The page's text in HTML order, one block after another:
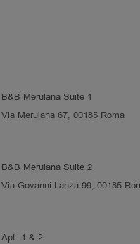
B&B Merulana Suite 1
Via Merulana 67, 00185 Roma
B&B Merulana Suite 2
Via Govanni Lanza 99, 00185
Apt. 1 & 2